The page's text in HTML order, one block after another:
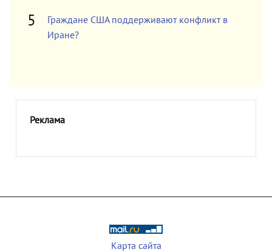
Граждане США поддерживают конфликт в
Иране?
Реклама
Карта сайта